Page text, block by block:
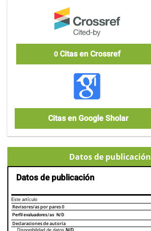
0Citas en Crossref
Citas en Google Sholar
Datos de publicación
Datos de publicación
Este artículo
Revisores/as por pares0
Perfil evaluadores/as N/D
Declaraciones de autoría
Disponibilidad de datos N/D